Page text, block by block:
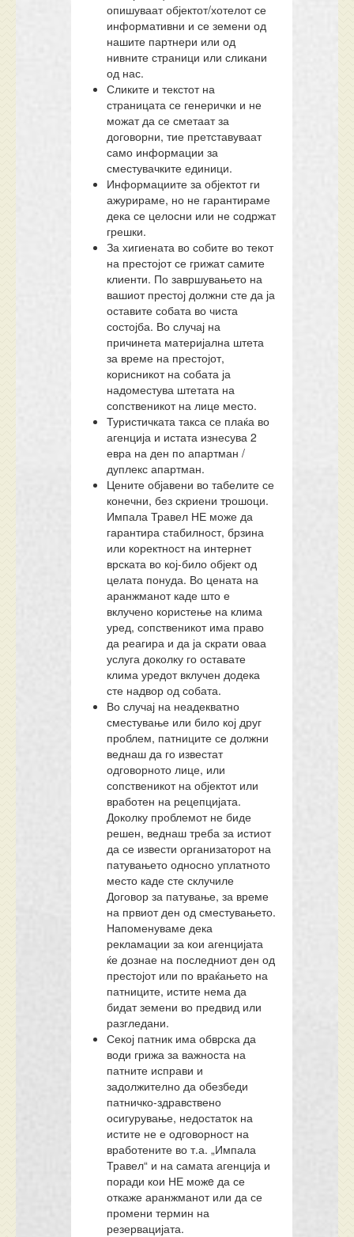
опишуваат објектот/хотелот се
информативни и се земени од
нашите партнери или од
нивните страници или сликани
од нас.
Сликите и текстот на
страницата се генерички и не
можат да се сметаат за
договорни, тие претставуваат
само информации за
сместувачките единици.
Информациите за објектот ги
ажурираме, но не гарантираме
дека се целосни или не содржат
грешки.
За хигиената во собите во текот
на престојот се грижат самите
клиенти. По завршувањето на
вашиот престој должни сте да ја
оставите собата во чиста
состојба. Во случај на
причинета материјална штета
за време на престојот,
корисникот на собата ја
надоместува штетата на
сопственикот на лице место.
Туристичката такса се плаќа во
агенција и истата изнесува 2
евра на ден по апартман /
дуплекс апартман.
Цените објавени во табелите се
конечни, без скриени трошоци.
Импала Травел НЕ може да
гарантира стабилност, брзина
или коректност на интернет
врската во кој-било објект од
целата понуда. Во цената на
аранжманот каде што е
вклучено користење на клима
уред, сопственикот има право
да реагира и да ја скрати оваа
услуга доколку го оставате
клима уредот вклучен додека
сте надвор од собата.
Во случај на неадекватно
сместување или било кој друг
проблем, патниците се должни
веднаш да го известат
одговорното лице, или
сопственикот на објектот или
вработен на рецепцијата.
Доколку проблемот не биде
решен, веднаш треба за истиот
да се извести организаторот на
патувањето односно уплатното
место каде сте склучиле
Договор за патување, за време
на првиот ден од сместувањето.
Напоменуваме дека
рекламации за кои агенцијата
ќе дознае на последниот ден од
престојот или по враќањето на
патниците, истите нема да
бидат земени во предвид или
разгледани.
Секој патник има обврска да
води грижа за важноста на
патните исправи и
задолжително да обезбеди
патничко-здравствено
осигурување, недостаток на
истите не е одговорност на
вработените во т.а. „Импала
Травел“ и на самата агенција и
поради кои НЕ можe да се
откаже аранжманот или да се
промени термин на
резервацијата.